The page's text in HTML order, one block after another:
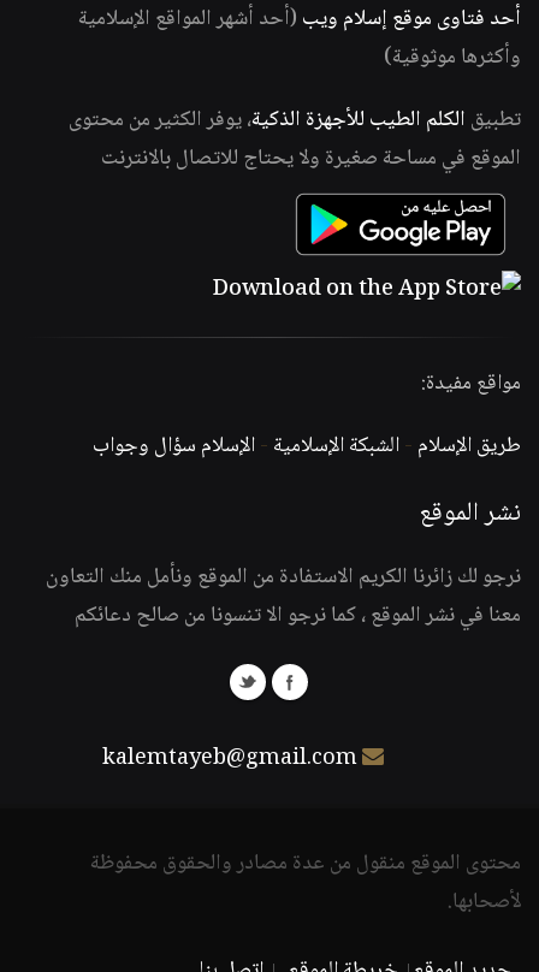
أحد فتاوى موقع إسلام ويب (أحد أشهر المواقع الإسلامية
وأكثرها موثوقية)
تطبيق الكلم الطيب للأجهزة الذكية، يوفر الكثير من محتوى
الموقع في مساحة صغيرة ولا يحتاج للاتصال بالانترنت
مواقع مفيدة:
طريق الإسلام -الشبكة الإسلامية -الإسلام سؤال وجواب
نشر الموقع
نرجو لك زائرنا الكريم الاستفادة من الموقع ونأمل منك التعاون
معنا في نشر الموقع ، كما نرجو الا تنسونا من صالح دعائكم
kalemtayeb@gmail.com
محتوى الموقع منقول من عدة مصادر والحقوق محفوظة
لأصحابها.